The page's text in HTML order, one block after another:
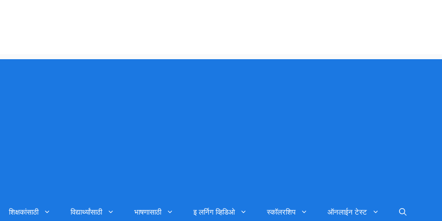
शिक्षकांसाठी विद्यार्थ्यांसाठी भाषणासाठी इ लर्निग व्हिडिओ स्कॉलरशिप ऑनलाईन टेस्ट